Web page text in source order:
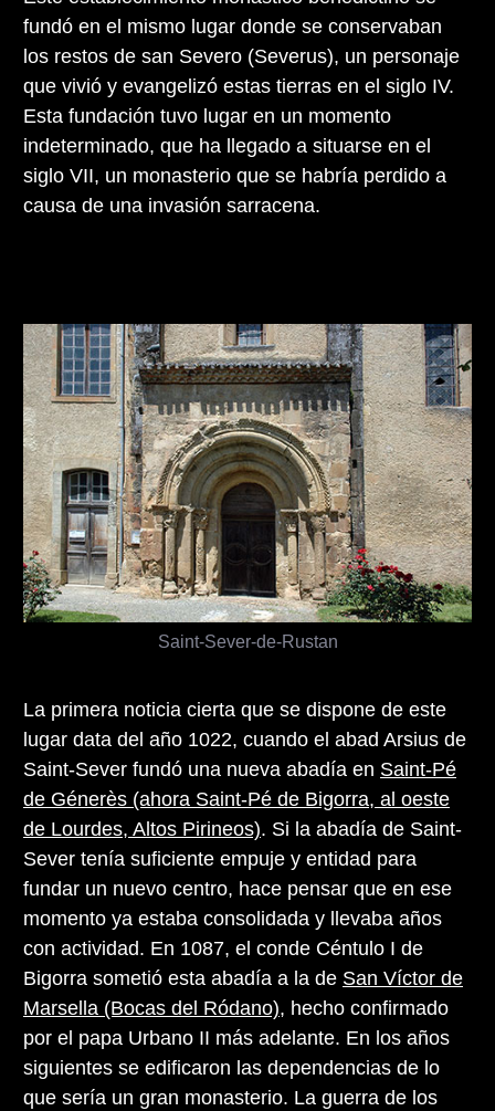
fundó en el mismo lugar donde se conservaban
los restos de san Severo (Severus), un personaje
que vivió y evangelizó estas tierras en el siglo IV.
Esta fundación tuvo lugar en un momento
indeterminado, que ha llegado a situarse en el
siglo VII, un monasterio que se habría perdido a
causa de una invasión sarracena.
Saint-Sever-de-Rustan
La primera noticia cierta que se dispone de este
lugar data del año 1022, cuando el abad Arsius de
Saint-Sever fundó una nueva abadía en Saint-Pé
de Génerès (ahora Saint-Pé de Bigorra, al oeste
de Lourdes, Altos Pirineos). Si la abadía de Saint-
Sever tenía suficiente empuje y entidad para
fundar un nuevo centro, hace pensar que en ese
momento ya estaba consolidada y llevaba años
con actividad. En 1087, el conde Céntulo I de
Bigorra sometió esta abadía a la de San Víctor de
Marsella (Bocas del Ródano), hecho confirmado
por el papa Urbano II más adelante. En los años
siguientes se edificaron las dependencias de lo
que sería un gran monasterio. La guerra de los